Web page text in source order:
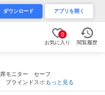
ダウンロード アプリを開く
0
お気に入り 閲覧履歴
モニター セーフ
ブラインドスポッ
ミラー 両側電動
もっと見る